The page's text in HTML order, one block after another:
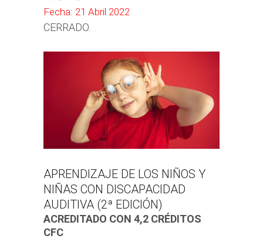
Fecha: 21 Abril 2022
CERRADO.
APRENDIZAJE DE LOS NIÑOS Y
NIÑAS CON DISCAPACIDAD
AUDITIVA (2ª EDICIÓN)
ACREDITADO CON 4,2 CRÉDITOS
CFC